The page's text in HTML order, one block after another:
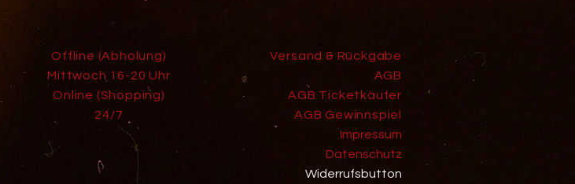
Offline (Abholung)
Mittwoch 16-20 Uhr
Online (Shopping)
24/7
Versand & Rückgabe
AGB
AGB Ticketkäufer
AGB Gewinnspiel
Impressum
Datenschutz
Widerrufsbutton